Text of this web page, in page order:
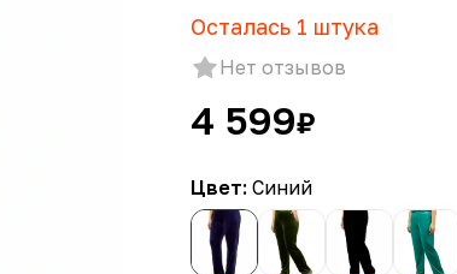
Осталась 1 штука
Нет отзывов
4 599₽
Цвет: Синий